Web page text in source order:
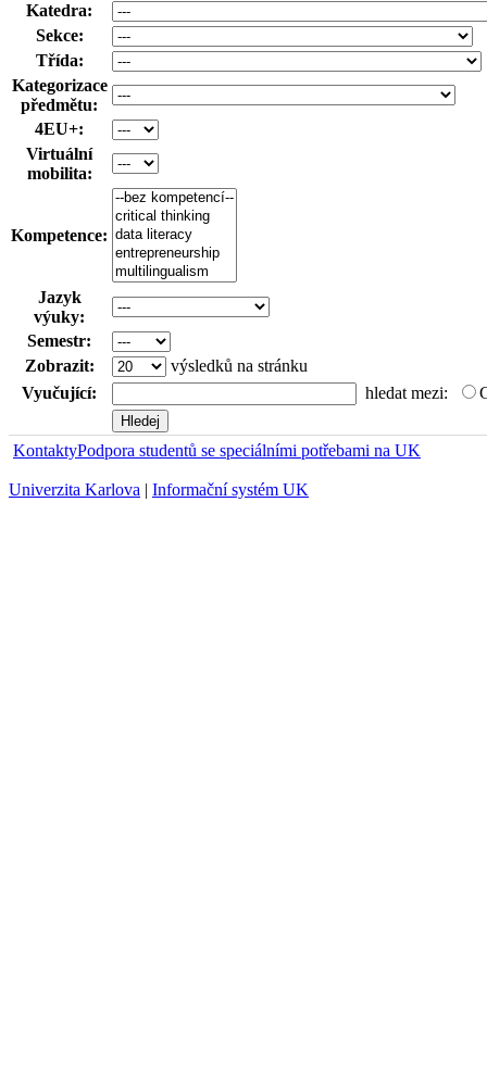
Katedra:
Sekce:
Třída:
Kategorizace
předmětu:
4EU+:
Virtuální
mobilita:
Kompetence:
Jazyk
výuky:
Semestr:
Zobrazit:
výsledků na stránku
Vyučující:
hledat mezi:
KontaktyPodpora studentů se speciálními potřebami na UK
Univerzita Karlova | Informační systém UK